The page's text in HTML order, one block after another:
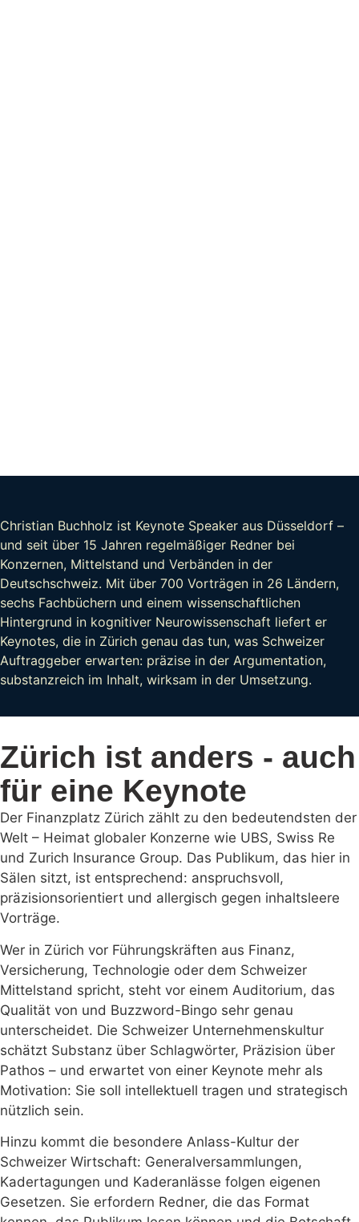
Christian Buchholz ist Keynote Speaker aus Düsseldorf –
und seit über 15 Jahren regelmäßiger Redner bei
Konzernen, Mittelstand und Verbänden in der
Deutschschweiz. Mit über 700 Vorträgen in 26 Ländern,
sechs Fachbüchern und einem wissenschaftlichen
Hintergrund in kognitiver Neurowissenschaft liefert er
Keynotes, die in Zürich genau das tun, was Schweizer
Auftraggeber erwarten: präzise in der Argumentation,
substanzreich im Inhalt, wirksam in der Umsetzung.
Zürich ist anders - auch
für eine Keynote
Der Finanzplatz Zürich zählt zu den bedeutendsten der
Welt – Heimat globaler Konzerne wie UBS, Swiss Re
und Zurich Insurance Group. Das Publikum, das hier in
Sälen sitzt, ist entsprechend: anspruchsvoll,
präzisionsorientiert und allergisch gegen inhaltsleere
Vorträge.
Wer in Zürich vor Führungskräften aus Finanz,
Versicherung, Technologie oder dem Schweizer
Mittelstand spricht, steht vor einem Auditorium, das
Qualität von und Buzzword-Bingo sehr genau
unterscheidet. Die Schweizer Unternehmenskultur
schätzt Substanz über Schlagwörter, Präzision über
Pathos – und erwartet von einer Keynote mehr als
Motivation: Sie soll intellektuell tragen und strategisch
nützlich sein.
Hinzu kommt die besondere Anlass-Kultur der
Schweizer Wirtschaft: Generalversammlungen,
Kadertagungen und Kaderanlässe folgen eigenen
Gesetzen. Sie erfordern Redner, die das Format